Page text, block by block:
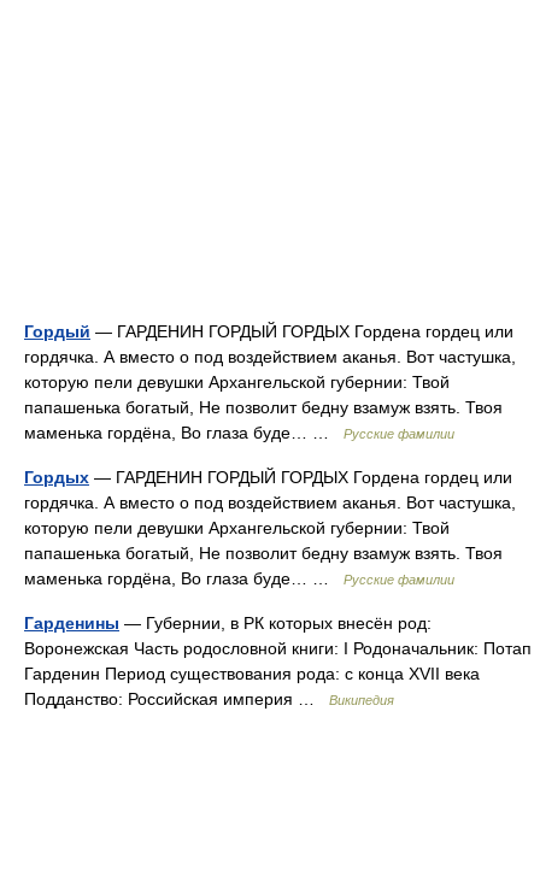
Гордый — ГАРДЕНИН ГОРДЫЙ ГОРДЫХ Гордена гордец или
гордячка. А вместо о под воздействием аканья. Вот частушка,
которую пели девушки Архангельской губернии: Твой
папашенька богатый, Не позволит бедну взамуж взять. Твоя
маменька гордёна, Во глаза буде… …
Русские фамилии
Гордых — ГАРДЕНИН ГОРДЫЙ ГОРДЫХ Гордена гордец или
гордячка. А вместо о под воздействием аканья. Вот частушка,
которую пели девушки Архангельской губернии: Твой
папашенька богатый, Не позволит бедну взамуж взять. Твоя
маменька гордёна, Во глаза буде… …
Русские фамилии
Гарденины — Губернии, в РК которых внесён род:
Воронежская Часть родословной книги: I Родоначальник: Потап
Гарденин Период существования рода: с конца XVII века
Подданство: Российская империя …
Википедия